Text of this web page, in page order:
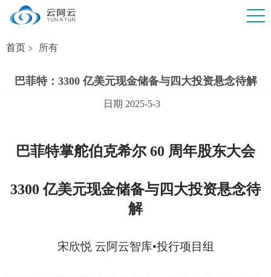
首页 所有
巴菲特：3300 亿美元现金储备与四大投资悬念待解
日期 2025-5-3
巴菲特掌舵伯克希尔 60 周年股东大会
3300 亿美元现金储备与四大投资悬念待
解
宋欣悦 云阿云智库•投行项目组